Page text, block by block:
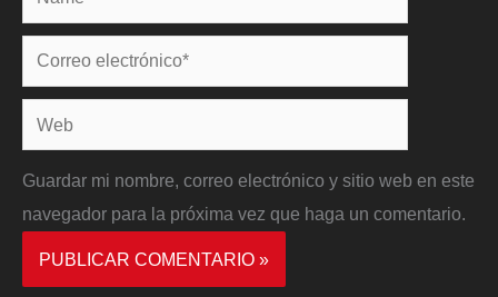
Correo
electrónico*
Web
Guardar mi nombre, correo electrónico y sitio web en este
navegador para la próxima vez que haga un comentario.